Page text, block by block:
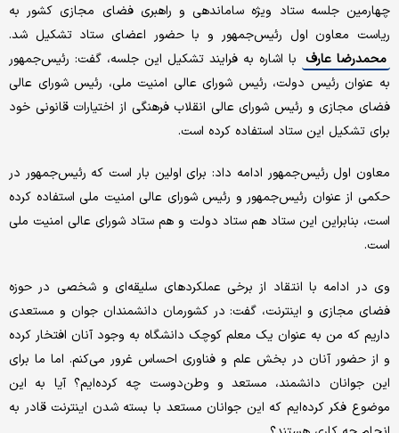
چهارمین جلسه ستاد ویژه ساماندهی و راهبری فضای مجازی کشور به
ریاست معاون اول رئیس‌جمهور و با حضور اعضای ستاد تشکیل شد.
محمدرضا عارف با اشاره به فرایند تشکیل این جلسه، گفت: رئیس‌جمهور
به عنوان رئیس‌ دولت، رئیس شورای عالی امنیت ملی، رئیس شورای عالی
فضای مجازی و رئیس شورای عالی انقلاب فرهنگی از اختیارات قانونی خود
برای تشکیل این ستاد استفاده کرده است.
معاون اول رئیس‌جمهور ادامه داد: برای اولین بار است که رئیس‌جمهور در
حکمی از عنوان رئیس‌جمهور و رئیس شورای عالی امنیت ملی استفاده کرده
است، بنابراین این ستاد هم ستاد دولت و هم ستاد شورای عالی امنیت ملی
است.
وی در ادامه با انتقاد از برخی عملکردهای سلیقه‌ای و شخصی در حوزه
فضای مجازی و اینترنت، گفت: در کشورمان دانشمندان جوان و مستعدی
داریم که من به عنوان یک معلم کوچک دانشگاه به وجود آنان افتخار کرده
و از حضور آنان در بخش علم و فناوری احساس غرور می‌کنم. اما ما برای
این جوانان دانشمند، مستعد و وطن‌دوست چه کرده‌ایم؟ آیا به این
موضوع فکر کرده‌ایم که این جوانان مستعد با بسته شدن اینترنت قادر به